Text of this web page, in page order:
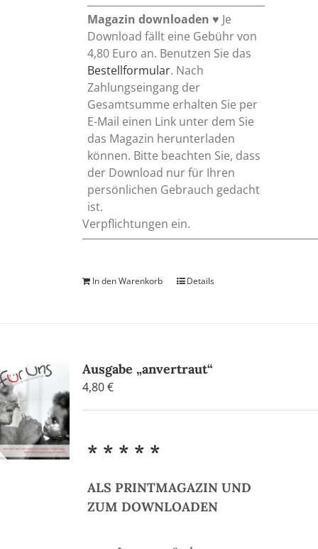
Magazin downloaden ♥ Je
Download fällt eine Gebühr von
4,80 Euro an. Benutzen Sie das
Bestellformular. Nach
Zahlungseingang der
Gesamtsumme erhalten Sie per
E-Mail einen Link unter dem Sie
das Magazin herunterladen
können. Bitte beachten Sie, dass
der Download nur für Ihren
persönlichen Gebrauch gedacht
ist.
Verpflichtungen ein.
In den Warenkorb Details
Ausgabe „anvertraut“
4,80€
* * * * *
ALS PRINTMAGAZIN UND
ZUM DOWNLOADEN